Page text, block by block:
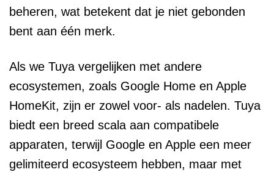
beheren, wat betekent dat je niet gebonden
bent aan één merk.
Als we Tuya vergelijken met andere
ecosystemen, zoals Google Home en Apple
HomeKit, zijn er zowel voor- als nadelen. Tuya
biedt een breed scala aan compatibele
apparaten, terwijl Google en Apple een meer
gelimiteerd ecosysteem hebben, maar met